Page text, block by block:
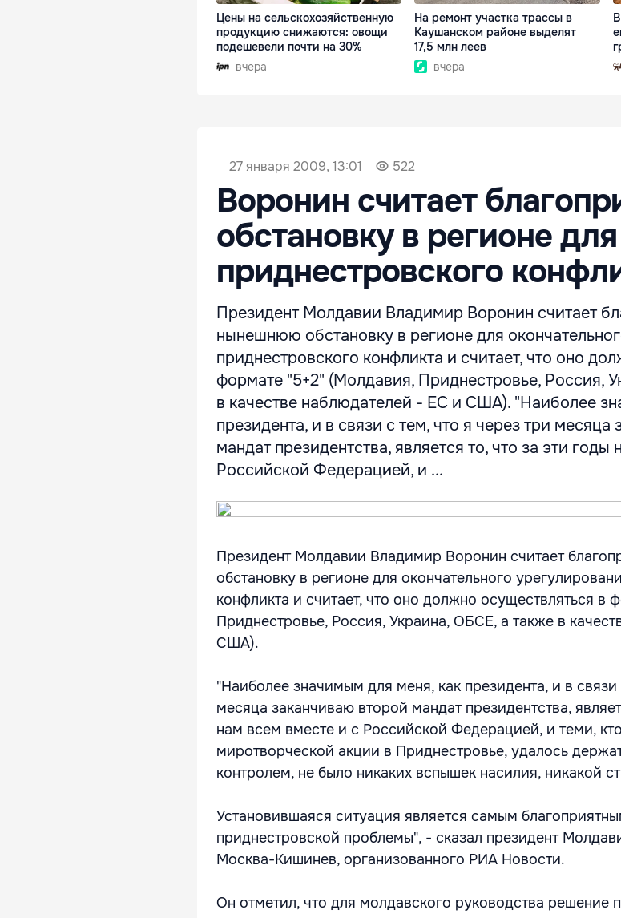
Цены на сельскохозяйственную
продукцию снижаются: овощи
подешевели почти на 30%
вчера
На ремонт участка трассы в
Каушанском районе выделят
17,5 млн леев
вчера
27 января 2009, 13:01 522
Воронин считает
обстановку в регионе
приднестровского
Президент Молдавии Владимир Воронин считает
нынешнюю обстановку в регионе для
приднестровского конфликта и считает, что оно
формате "5+2" (Молдавия, Приднестровье, Россия,
в качестве наблюдателей - ЕС и США). "Наиболее
президента, и в связи с тем, что я через три месяца
мандат президентства, является то, что за эти
Российской Федерацией, и ...
Президент Молдавии Владимир Воронин считает
обстановку в регионе для окончательного
конфликта и считает, что оно должно осуществляться в
Приднестровье, Россия, Украина, ОБСЕ, а также в
США).
"Наиболее значимым для меня, как президента, и в связи
месяца заканчиваю второй мандат президентства,
нам всем вместе и с Российской Федерацией, и теми,
миротворческой акции в Приднестровье, удалось
контролем, не было никаких вспышек насилия, никакой
Установившаяся ситуация является самым
приднестровской проблемы", - сказал президент
Москва-Кишинев, организованного РИА Новости.
Он отметил, что для молдавского руководства решение